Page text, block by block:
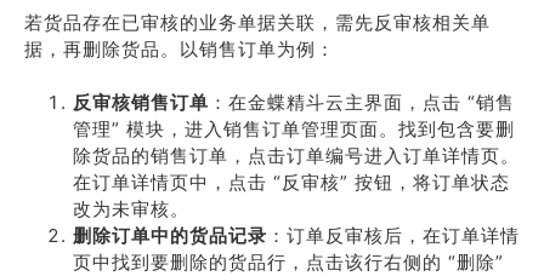
若货品存在已审核的业务单据关联，需先反审核相关单
据，再删除货品。以销售订单为例：
反审核销售订单 ：在金蝶精斗云主界面，点击 “销售
管理” 模块，进入销售订单管理页面。找到包含要删
除货品的销售订单，点击订单编号进入订单详情页。
在订单详情页中，点击 “反审核” 按钮，将订单状态
改为未审核。
删除订单中的货品记录 ：订单反审核后，在订单详情
页中找到要删除的货品行，点击该行右侧的 “删除”